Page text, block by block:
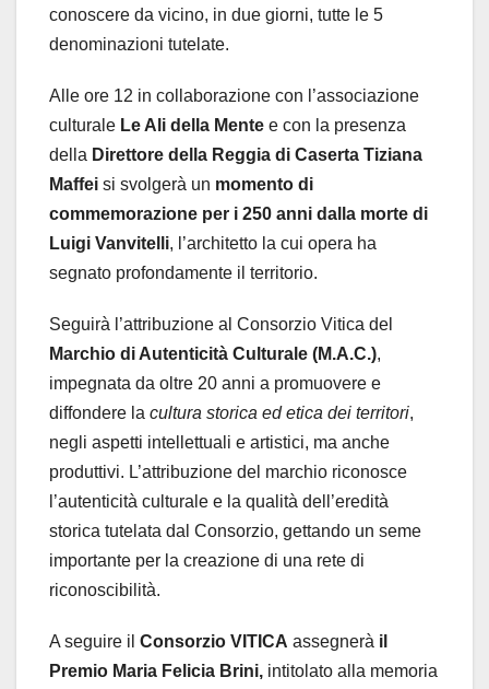
conoscere da vicino, in due giorni, tutte le 5
denominazioni tutelate.
Alle ore 12 in collaborazione con l’associazione
culturale Le Ali della Mente e con la presenza
della Direttore della Reggia di Caserta Tiziana
Maffei si svolgerà un momento di
commemorazione per i 250 anni dalla morte di
Luigi Vanvitelli, l’architetto la cui opera ha
segnato profondamente il territorio.
Seguirà l’attribuzione al Consorzio Vitica del
Marchio di Autenticità Culturale (M.A.C.),
impegnata da oltre 20 anni a promuovere e
diffondere la cultura storica ed etica dei territori,
negli aspetti intellettuali e artistici, ma anche
produttivi. L’attribuzione del marchio riconosce
l’autenticità culturale e la qualità dell’eredità
storica tutelata dal Consorzio, gettando un seme
importante per la creazione di una rete di
riconoscibilità.
A seguire il Consorzio VITICA assegnerà il
Premio Maria Felicia Brini, intitolato alla memoria